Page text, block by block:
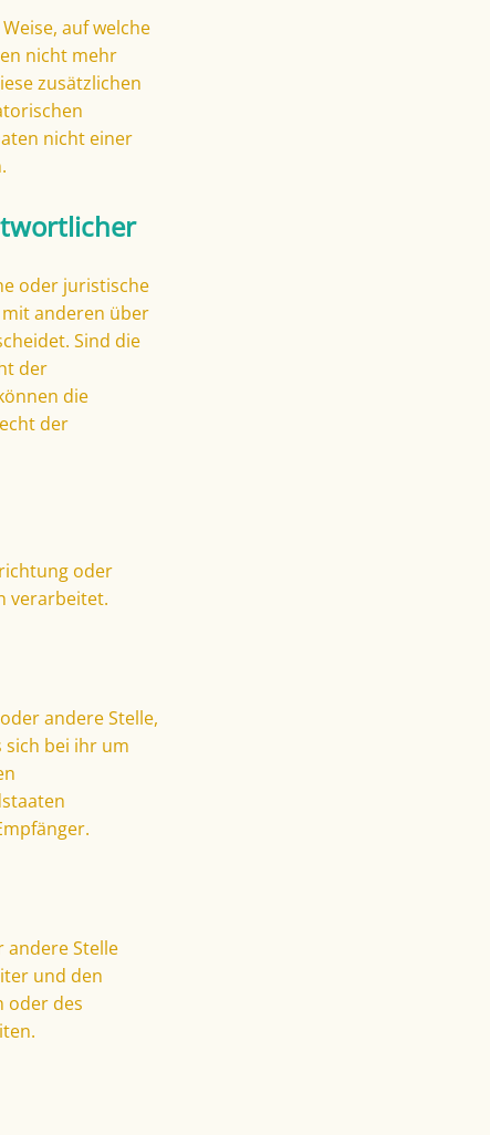
auf welche
nicht mehr
zusätzlichen
nicht einer
oder juristische
anderen über
Sind die
der
die
der
oder
verarbeitet.
andere Stelle,
sich bei ihr um
Stelle
und den
oder des